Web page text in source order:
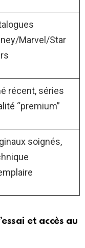
Marvel/Star
récent, séries
“premium”
soignés,
et accès au